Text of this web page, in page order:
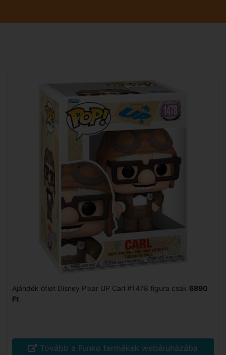
Ajándék ötlet Disney Pixar UP Carl #1478 figura csak 6890
Ft
Tovább a Funko termékek webáruházába